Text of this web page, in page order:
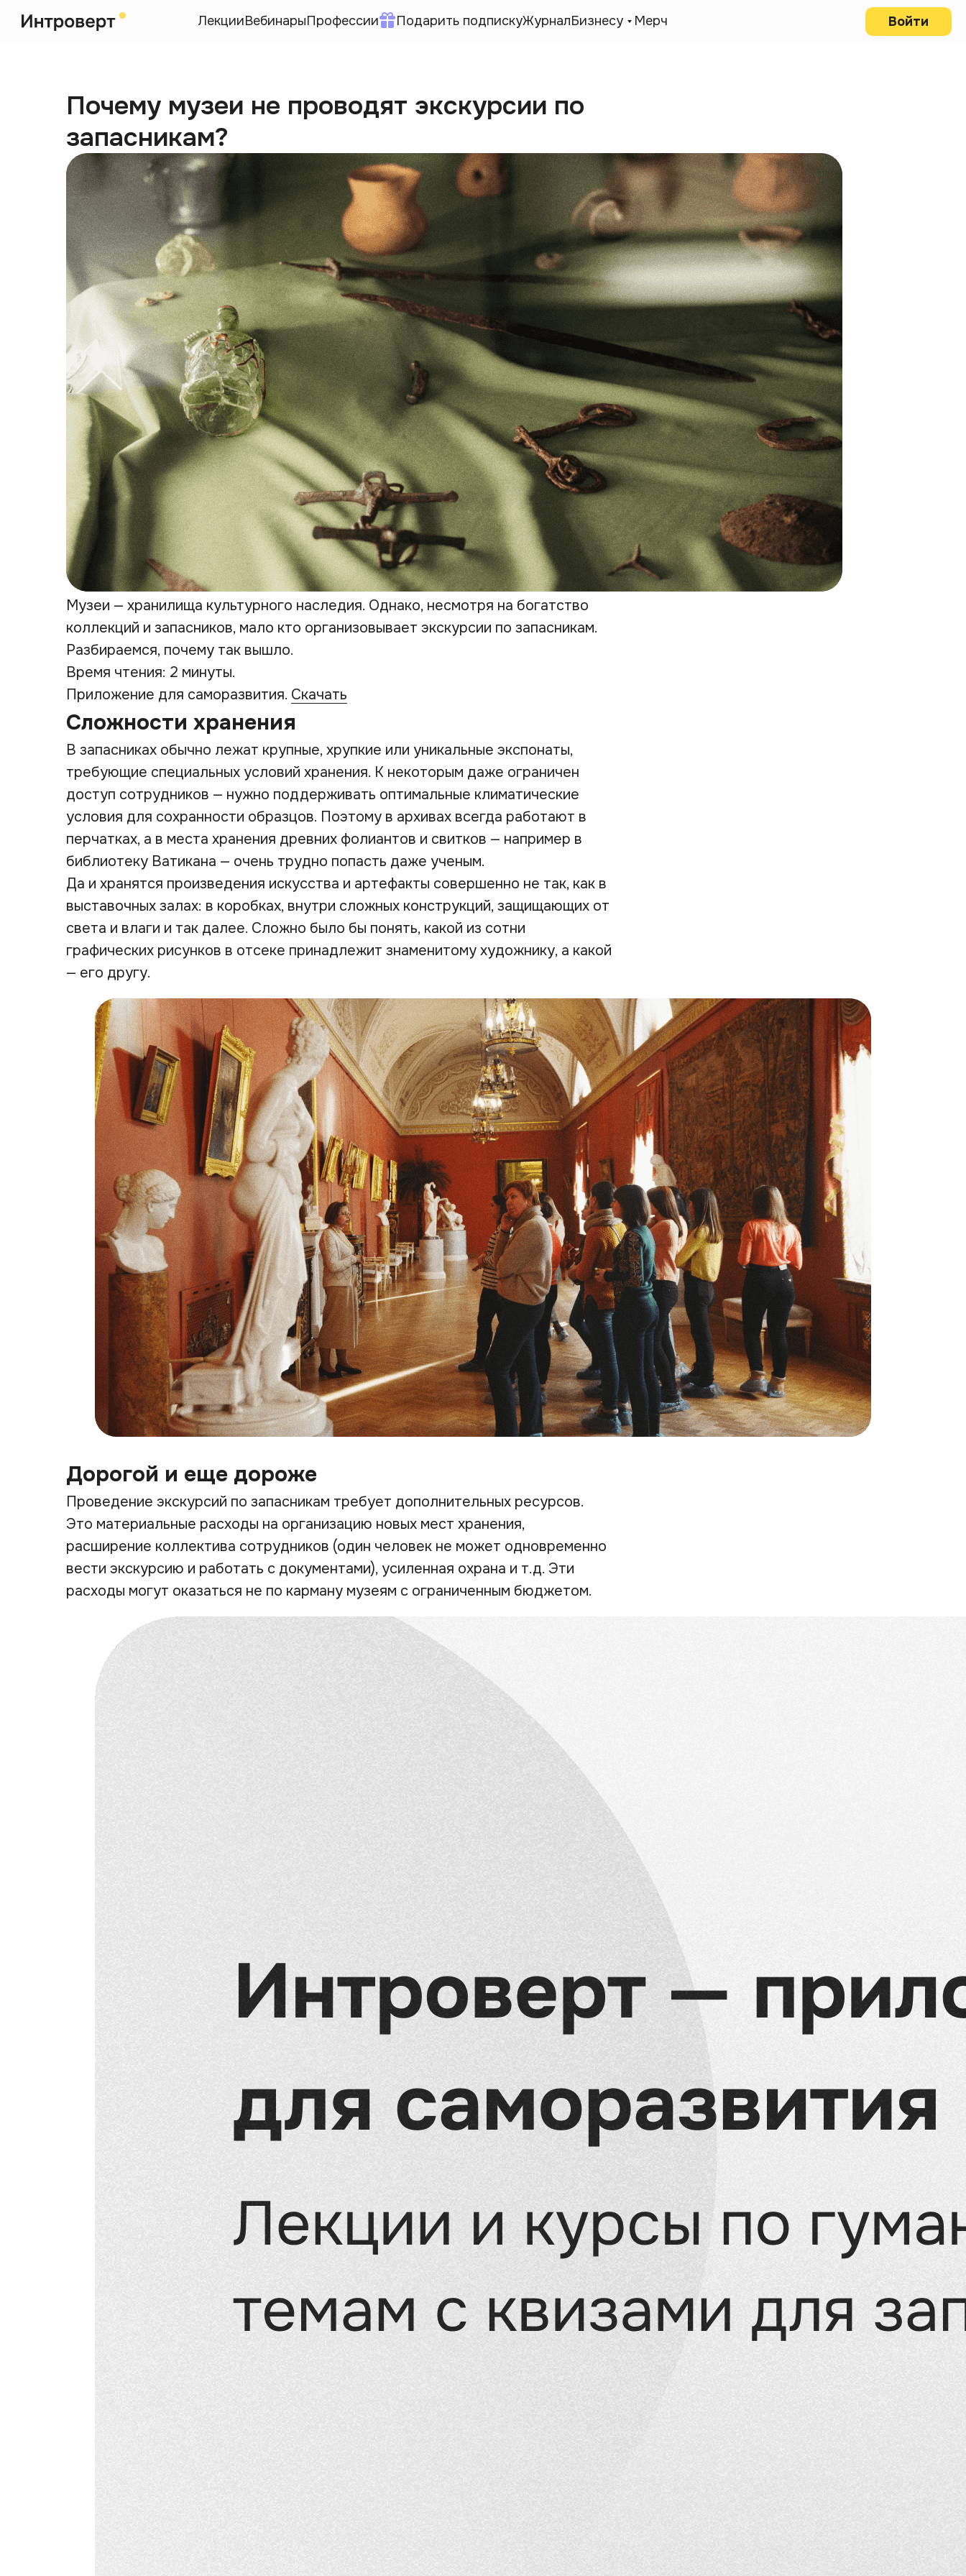
ЛекцииВебинарыПрофессии Подарить подпискуЖурналБизнесу Мерч Войти
Почему музеи не проводят экскурсии по
запасникам?
Музеи — хранилища культурного наследия. Однако, несмотря на богатство
коллекций и запасников, мало кто организовывает экскурсии по запасникам.
Разбираемся, почему так вышло.
Время чтения: 2 минуты.
Приложение для саморазвития. Скачать
Сложности хранения
В запасниках обычно лежат крупные, хрупкие или уникальные экспонаты,
требующие специальных условий хранения. К некоторым даже ограничен
доступ сотрудников — нужно поддерживать оптимальные климатические
условия для сохранности образцов. Поэтому в архивах всегда работают в
перчатках, а в места хранения древних фолиантов и свитков — например в
библиотеку Ватикана — очень трудно попасть даже ученым.
Да и хранятся произведения искусства и артефакты совершенно не так, как в
выставочных залах: в коробках, внутри сложных конструкций, защищающих от
света и влаги и так далее. Сложно было бы понять, какой из сотни
графических рисунков в отсеке принадлежит знаменитому художнику, а какой
— его другу.
Дорогой и еще дороже
Проведение экскурсий по запасникам требует дополнительных ресурсов.
Это материальные расходы на организацию новых мест хранения,
расширение коллектива сотрудников (один человек не может одновременно
вести экскурсию и работать с документами), усиленная охрана и т.д. Эти
расходы могут оказаться не по карману музеям с ограниченным бюджетом.